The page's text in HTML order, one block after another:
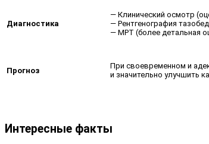
Диагностика
— Клинический осмотр
— Рентгенография
— МРТ (более детальная
Прогноз
При своевременном и
и значительно улучшить
Интересные факты